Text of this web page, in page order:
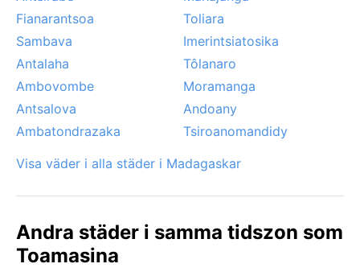
Fianarantsoa
Toliara
Sambava
Imerintsiatosika
Antalaha
Tôlanaro
Ambovombe
Moramanga
Antsalova
Andoany
Ambatondrazaka
Tsiroanomandidy
Visa väder i alla städer i Madagaskar
Andra städer i samma tidszon som
Toamasina